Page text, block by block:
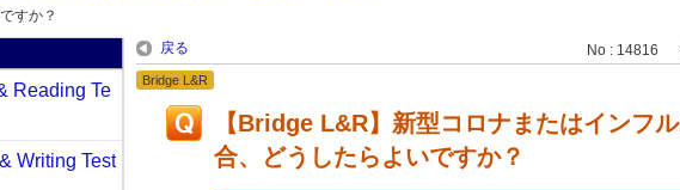
すか？
Reading Te
Writing Test
戻る No : 14816
Bridge L&R
【Bridge L&R】新型コロナまたはインフ
合、どうしたらよいですか？